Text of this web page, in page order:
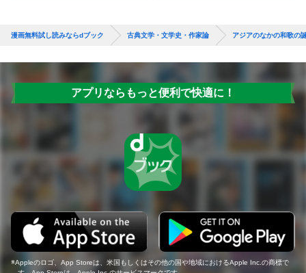
漫画無料試し読みならdブック 古典文学・文学史・作家論 アジアのなかの和歌の
アプリならもっと便利で快適に！
Appleのロゴ、App Storeは、米国もしくはその他の国や地域におけるApple Inc.の商標で